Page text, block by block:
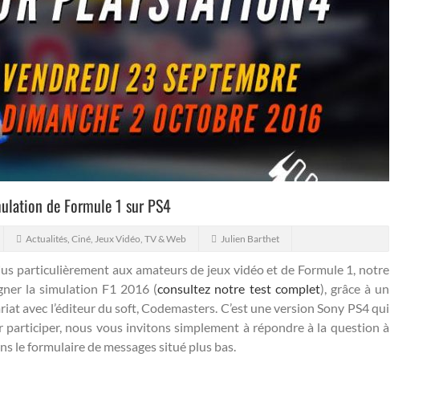
de Formule 1 sur PS4
Actualités, Ciné, Jeux Vidéo, TV & Web Julien Barthet
particulièrement aux amateurs de jeux vidéo et de Formule 1, notre
la simulation F1 2016 (consultez notre test complet), grâce à un
avec l’éditeur du soft, Codemasters. C’est une version Sony PS4 qui
participer, nous vous invitons simplement à répondre à la question à
le formulaire de messages situé plus bas.